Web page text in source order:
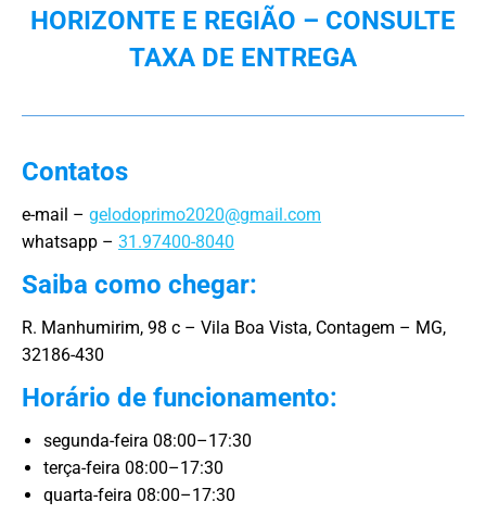
HORIZONTE E REGIÃO – CONSULTE
TAXA DE ENTREGA
Contatos
e-mail – gelodoprimo2020@gmail.com
whatsapp – 31.97400-8040
Saiba como chegar:
R. Manhumirim, 98 c – Vila Boa Vista, Contagem – MG,
32186-430
Horário de funcionamento:
segunda-feira 08:00–17:30
terça-feira 08:00–17:30
quarta-feira 08:00–17:30